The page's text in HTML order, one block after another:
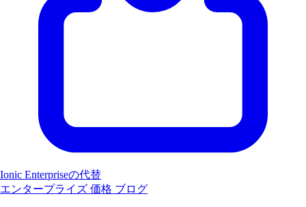
Ionic Enterpriseの代替
エンタープライズ 価格 ブログ